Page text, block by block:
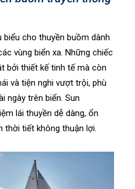
biểu cho thuyền buồm dành
vùng biển xa. Những chiếc
bởi thiết kế tinh tế mà còn
và tiện nghi vượt trội, phù
ngày trên biển. Sun
lái thuyền dễ dàng, ổn
thời tiết không thuận lợi.